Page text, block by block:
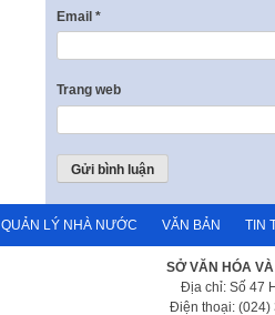
Email *
Trang web
QUẢN LÝ NHÀ NƯỚC VĂN BẢN TIN
SỞ VĂN HÓA
Địa chỉ: Số 47
Điện thoại: (024)